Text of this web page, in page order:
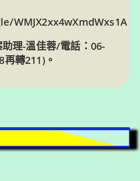
WMJX2xx4wXmdWxs1A
理-溫佳蓉/電話：06-
轉211)。